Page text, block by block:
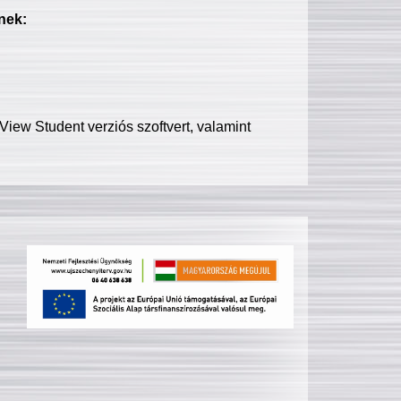
Student verziós szoftvert, valamint